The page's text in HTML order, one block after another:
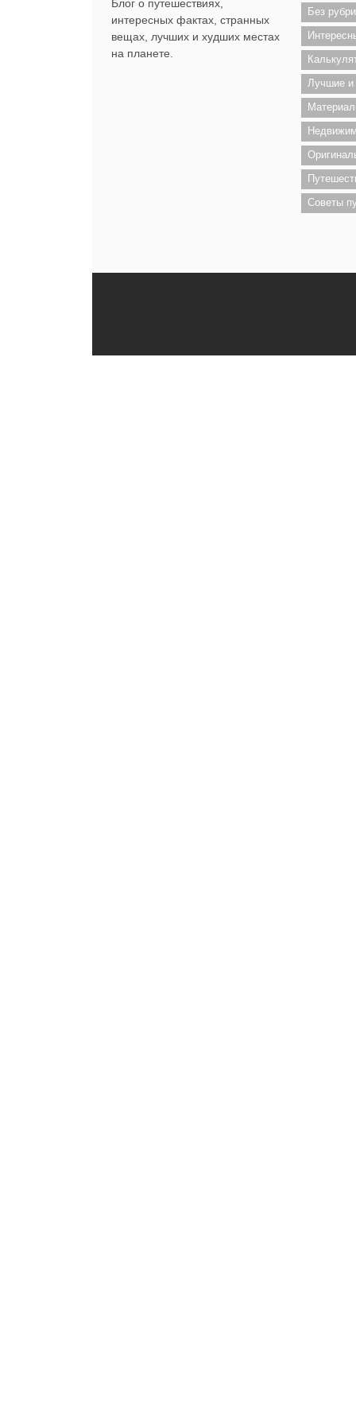
Блог о путешествиях,
интересных фактах, странных
вещах, лучших и худших местах
на планете.
Без
Лучшие и
Советы